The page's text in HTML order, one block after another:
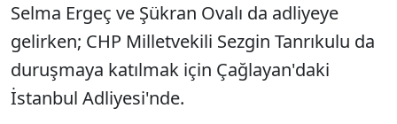
Selma Ergeç ve Şükran Ovalı da adliyeye
gelirken; CHP Milletvekili Sezgin Tanrıkulu da
duruşmaya katılmak için Çağlayan'daki
İstanbul Adliyesi'nde.